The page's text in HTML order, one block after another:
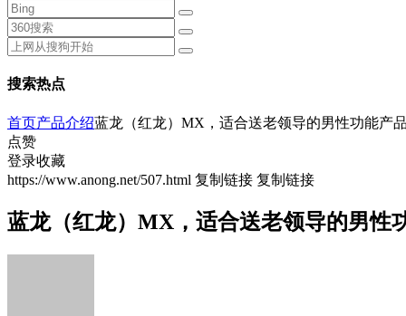
搜索热点
首页产品介绍蓝龙（红龙）MX，适合送老领导的男性功能产品
点赞
登录收藏
https://www.anong.net/507.html 复制链接 复制链接
蓝龙（红龙）MX，适合送老领导的男性